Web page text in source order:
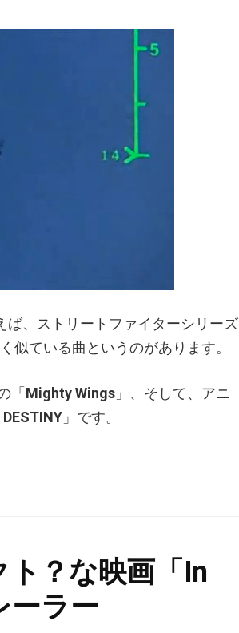
ば、ストリートファイターシリーズ
似ている曲というのがあります。
「 Mighty Wings 」、そして、アニ
DESTINY 」です。
ト？な映画「In
ーラー